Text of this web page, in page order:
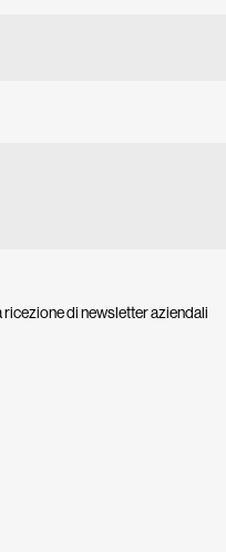
ricezione di newsletter aziendali